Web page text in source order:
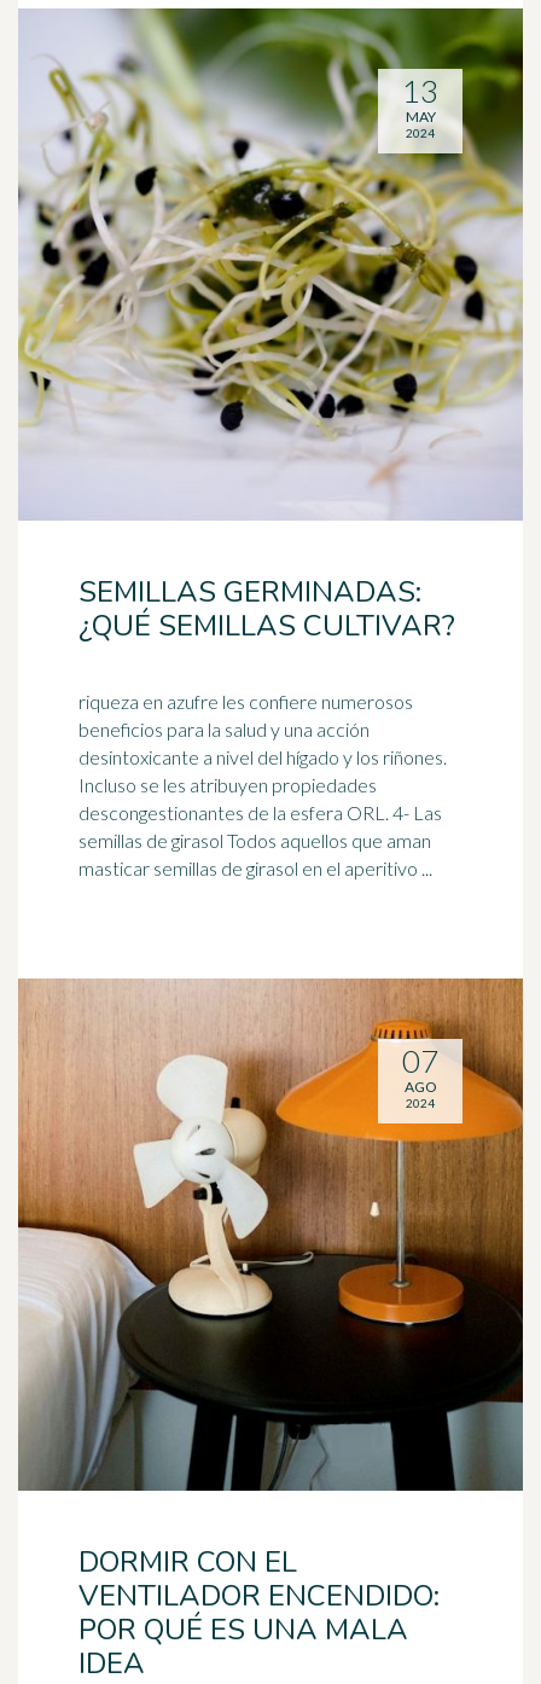
SEMILLAS GERMINADAS:
¿QUÉ SEMILLAS CULTIVAR?
riqueza en azufre les confiere numerosos
beneficios para la salud y una acción
desintoxicante a nivel del hígado y los riñones.
Incluso se les atribuyen propiedades
descongestionantes de la esfera ORL. 4- Las
semillas de girasol Todos aquellos que aman
masticar semillas de girasol en el aperitivo ...
13
MAY
2024
DORMIR CON EL
VENTILADOR ENCENDIDO:
POR QUÉ ES UNA MALA
IDEA
07
AGO
2024